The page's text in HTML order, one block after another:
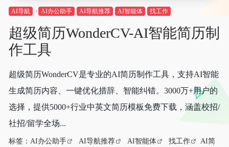
AI导航 AI办公助手 AI导航推荐 AI智能体 找工作
超级简历WonderCV-AI智能简历制
作工具
超级简历WonderCV是专业的AI简历制作工具，支持AI智能
生成简历内容、一键优化措辞、智能纠错。3000万+用户的
选择，提供5000+行业中英文简历模板免费下载，涵盖校招/
社招/留学全场...
标签： AI办公助手 AI导航推荐 AI智能体 找工作
AI简